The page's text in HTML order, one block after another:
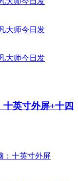
英寸外屏+十四